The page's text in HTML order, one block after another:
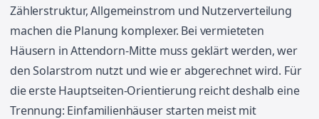
Zählerstruktur, Allgemeinstrom und Nutzerverteilung
machen die Planung komplexer. Bei vermieteten
Häusern in Attendorn-Mitte muss geklärt werden, wer
den Solarstrom nutzt und wie er abgerechnet wird. Für
die erste Hauptseiten-Orientierung reicht deshalb eine
Trennung: Einfamilienhäuser starten meist mit